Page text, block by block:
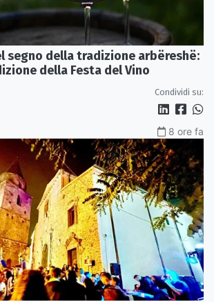
segno della tradizione arbëreshë:
della Festa del Vino
Condividi su:
8 ore fa